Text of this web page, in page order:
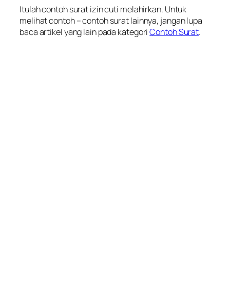
Itulah contoh surat izin cuti melahirkan. Untuk
melihat contoh – contoh surat lainnya, jangan lupa
baca artikel yang lain pada kategoriContoh Surat.